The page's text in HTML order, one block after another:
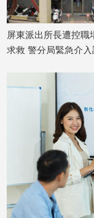
遊/
美
食
星
理
感
場霸凌！員警網路
入調查